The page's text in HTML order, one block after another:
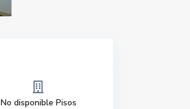
No disponible Pisos